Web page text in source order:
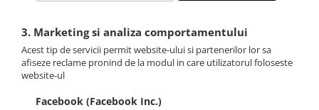
3. Marketing si analiza comportamentului
Acest tip de servicii permit website-ului si partenerilor lor sa
afiseze reclame pronind de la modul in care utilizatorul foloseste
website-ul
Facebook (Facebook Inc.)